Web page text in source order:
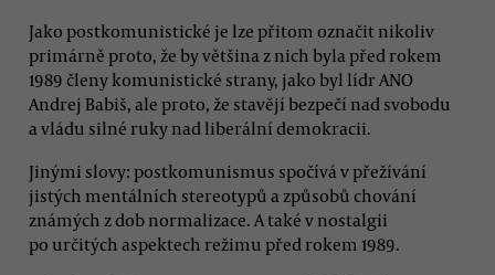
Jako postkomunistické je lze přitom označit nikoliv
primárně proto, že by většina z nich byla před rokem
1989 členy komunistické strany, jako byl lídr ANO
Andrej Babiš, ale proto, že stavějí bezpečí nad svobodu
a vládu silné ruky nad liberální demokracii.
Jinými slovy: postkomunismus spočívá v přežívání
jistých mentálních stereotypů a způsobů chování
známých z dob normalizace. A také v nostalgii
po určitých aspektech režimu před rokem 1989.